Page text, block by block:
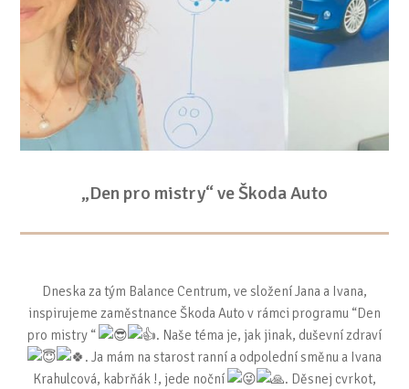
„Den pro mistry“ ve Škoda Auto
Dneska za tým Balance Centrum, ve složení Jana a Ivana,
inspirujeme zaměstnance Škoda Auto v rámci programu “Den
pro mistry “
. Naše téma je, jak jinak, duševní zdraví
. Ja mám na starost ranní a odpolední směnu a Ivana
Krahulcová, kabrňák !, jede noční
. Děsnej cvrkot,